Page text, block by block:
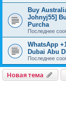
Buy
Johnyj55]
Purcha
Последнее
WhatsApp
Dubai Abu
Последнее
Новая тема